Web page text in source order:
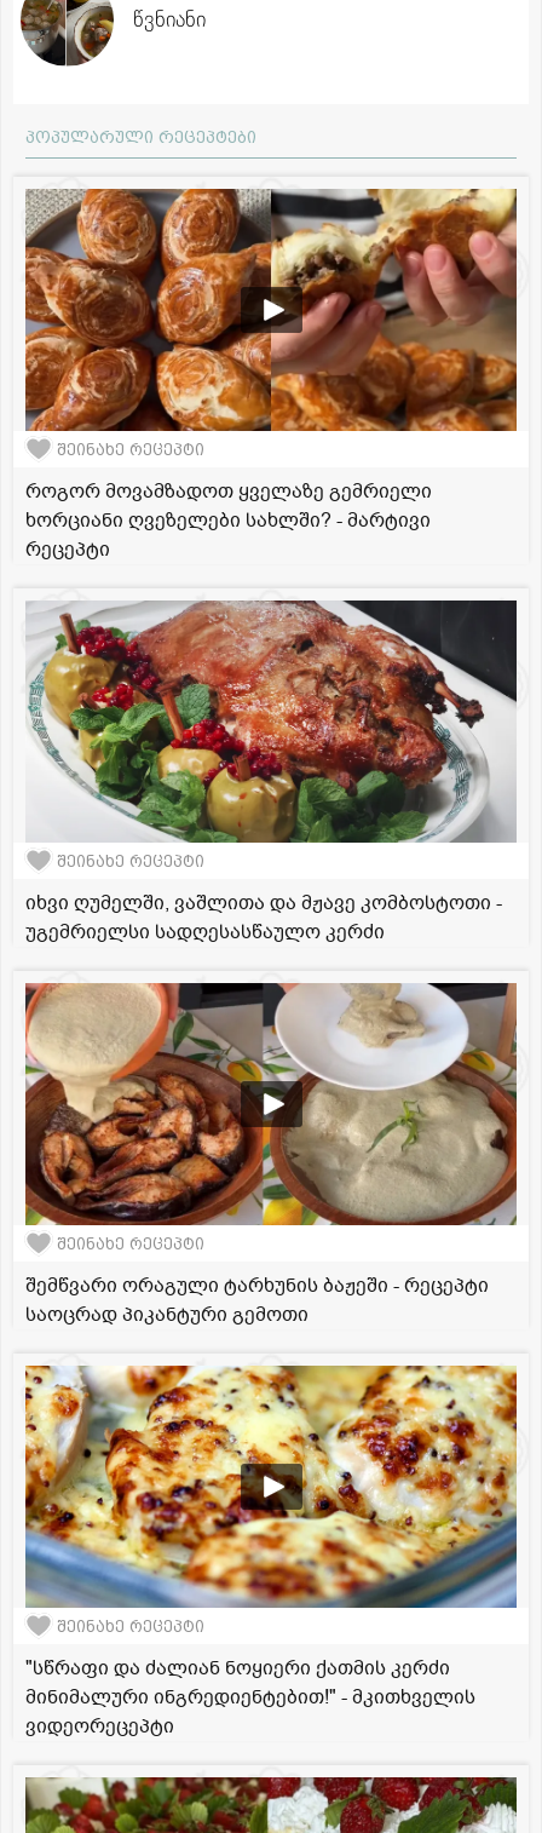
წვნიანი
პოპულარული რეცეპტები
შეინახე რეცეპტი
როგორ მოვამზადოთ ყველაზე გემრიელი
ხორციანი ღვეზელები სახლში? - მარტივი
რეცეპტი
შეინახე რეცეპტი
იხვი ღუმელში, ვაშლითა და მჟავე კომბოსტოთი -
უგემრიელსი სადღესასწაულო კერძი
შეინახე რეცეპტი
შემწვარი ორაგული ტარხუნის ბაჟეში - რეცეპტი
საოცრად პიკანტური გემოთი
შეინახე რეცეპტი
"სწრაფი და ძალიან ნოყიერი ქათმის კერძი
მინიმალური ინგრედიენტებით!" - მკითხველის
ვიდეორეცეპტი